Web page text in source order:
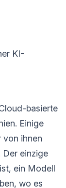
KI-
basierte
Einige
von ihnen
Der einzige
ein Modell
wo es